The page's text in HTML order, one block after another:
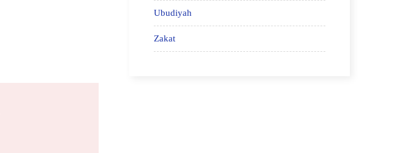
Ubudiyah
Zakat